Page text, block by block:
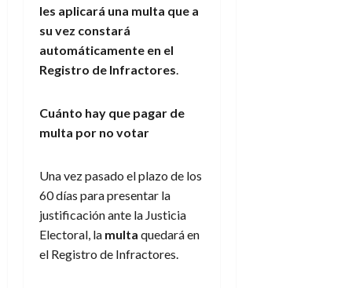
les aplicará una multa que a
su vez constará
automáticamente en el
Registro de Infractores.
Cuánto hay que pagar de
multa por no votar
Una vez pasado el plazo de los
60 días para presentar la
justificación ante la Justicia
Electoral, la multa quedará en
el Registro de Infractores.